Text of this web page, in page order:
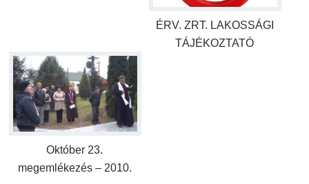
ÉRV. ZRT. LAKOSSÁGI
TÁJÉKOZTATÓ
Október 23.
megemlékezés – 2010.